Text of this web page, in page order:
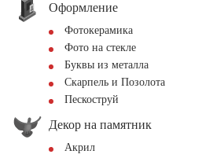
Оформление
Фотокерамика
Фото на стекле
Буквы из металла
Скарпель и Позолота
Пескоструй
Декор на памятник
Акрил